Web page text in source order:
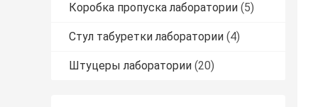
Коробка пропуска лаборатории (5)
Стул табуретки лаборатории (4)
Штуцеры лаборатории (20)